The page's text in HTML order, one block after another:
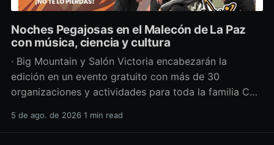
Noches Pegajosas en el Malecón de La Paz
con música, ciencia y cultura
· Big Mountain y Salón Victoria encabezarán la
edición en un evento gratuito con más de 30
organizaciones y actividades para toda la familia Con
divulgación científica y actividades culturales
5 de ago. de 2026 1 min read